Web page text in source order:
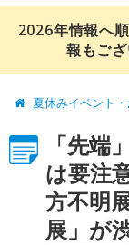
2026年情報へ
報もご
夏休みイベント
「先端
は要注
方不明
展」が